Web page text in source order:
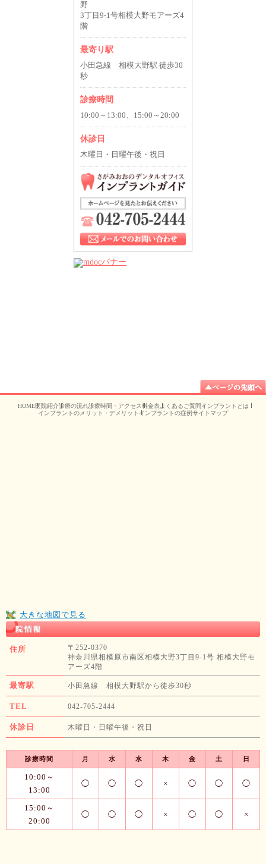
野
3丁目9-1号相模大野モアーズ4
階
最寄り駅
小田急線 相模大野駅 徒歩30
秒
診療時間
10:00～13:00、15:00～20:00
休診日
木曜日・日曜午後・祝日
HOME医院紹介診療の流れ診療時間・アクセス料金表よくあるご質問インプラントとは
インプラントのメリット・デメリット インプラントの症例サイトマップ
大きな地図で見る
住所
〒252-0370
神奈川県相模原市南区相模大野3丁目9-1号 相模大野モ
アーズ4階
最寄駅 小田急線 相模大野駅から徒歩30秒
TEL 042-705-2444
休診日 木曜日・日曜午後・祝日
診療時間 月 水 水 木 金 土 日
10:00～
13:00
◯ ◯ ◯ × ◯ ◯ ◯
15:00～
20:00
◯ ◯ ◯ × ◯ ◯ ×